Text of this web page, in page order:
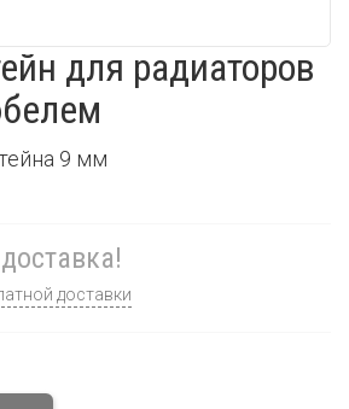
для радиаторов
9 мм
доставки